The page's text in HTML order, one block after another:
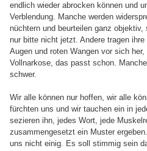
endlich wieder abrocken können und
Verblendung. Manche werden
nüchtern und beurteilen ganz
nur bitte nicht jetzt. Andere tragen
Augen und roten Wangen vor sich
Vollnarkose, das passt schon.
schwer.
Wir alle können nur hoffen, wir alle
fürchten uns und wir tauchen ein in
sezieren ihn, jedes Wort, jede
zusammengesetzt ein Muster
uns nicht einig. Es soll stimmig sein